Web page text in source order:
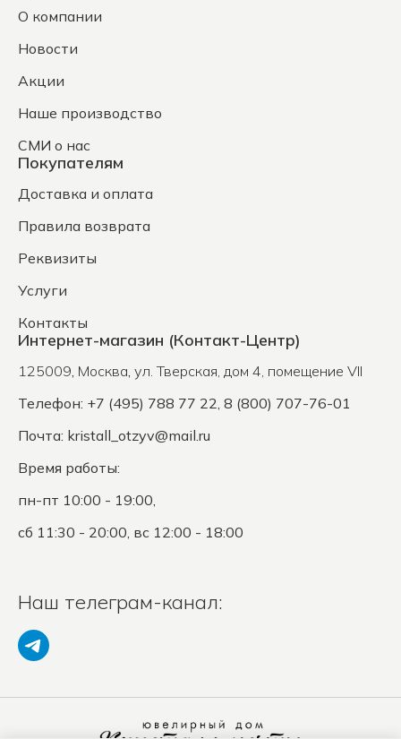
О компании
Новости
Акции
Наше производство
СМИ о нас
Покупателям
Доставка и оплата
Правила возврата
Реквизиты
Услуги
Контакты
Интернет-магазин (Контакт-Центр)
125009, Москва, ул. Тверская, дом 4, помещение VII
Телефон: +7 (495) 788 77 22, 8 (800) 707-76-01
Почта: kristall_otzyv@mail.ru
Время работы:
пн-пт 10:00 - 19:00,
сб 11:30 - 20:00, вс 12:00 - 18:00
Наш телеграм-канал: